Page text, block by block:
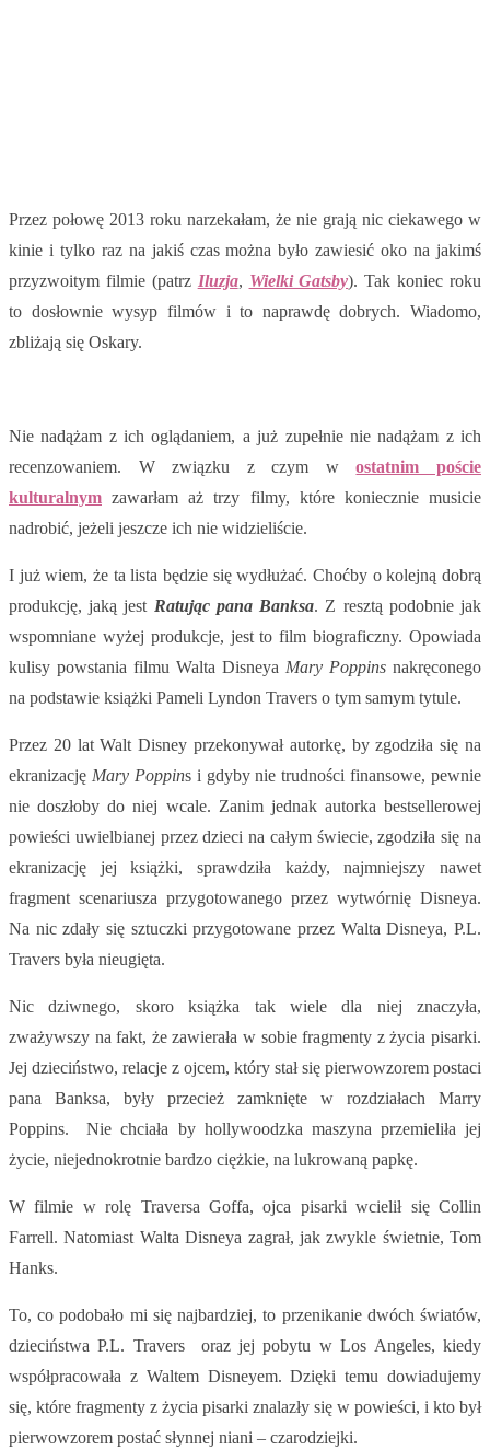
Przez połowę 2013 roku narzekałam, że nie grają nic ciekawego w
kinie i tylko raz na jakiś czas można było zawiesić oko na jakimś
przyzwoitym filmie (patrz Iluzja, Wielki Gatsby). Tak koniec roku
to dosłownie wysyp filmów i to naprawdę dobrych. Wiadomo,
zbliżają się Oskary.
Nie nadążam z ich oglądaniem, a już zupełnie nie nadążam z ich
recenzowaniem. W związku z czym wostatnim poście
kulturalnym zawarłam aż trzy filmy, które koniecznie musicie
nadrobić, jeżeli jeszcze ich nie widzieliście.
I już wiem, że ta lista będzie się wydłużać. Choćby o kolejną dobrą
produkcję, jaką jest Ratując pana Banksa. Z resztą podobnie jak
wspomniane wyżej produkcje, jest to film biograficzny. Opowiada
kulisy powstania filmu Walta Disneya Mary Poppins nakręconego
na podstawie książki Pameli Lyndon Travers o tym samym tytule.
Przez 20 lat Walt Disney przekonywał autorkę, by zgodziła się na
ekranizację Mary Poppins i gdyby nie trudności finansowe, pewnie
nie doszłoby do niej wcale. Zanim jednak autorka bestsellerowej
powieści uwielbianej przez dzieci na całym świecie, zgodziła się na
ekranizację jej książki, sprawdziła każdy, najmniejszy nawet
fragment scenariusza przygotowanego przez wytwórnię Disneya.
Na nic zdały się sztuczki przygotowane przez Walta Disneya, P.L.
Travers była nieugięta.
Nic dziwnego, skoro książka tak wiele dla niej znaczyła,
zważywszy na fakt, że zawierała w sobie fragmenty z życia pisarki.
Jej dzieciństwo, relacje z ojcem, który stał się pierwowzorem postaci
pana Banksa, były przecież zamknięte w rozdziałach Marry
Poppins. Nie chciała by hollywoodzka maszyna przemieliła jej
życie, niejednokrotnie bardzo ciężkie, na lukrowaną papkę.
W filmie w rolę Traversa Goffa, ojca pisarki wcielił się Collin
Farrell. Natomiast Walta Disneya zagrał, jak zwykle świetnie, Tom
Hanks.
To, co podobało mi się najbardziej, to przenikanie dwóch światów,
dzieciństwa P.L. Travers oraz jej pobytu w Los Angeles, kiedy
współpracowała z Waltem Disneyem. Dzięki temu dowiadujemy
się, które fragmenty z życia pisarki znalazły się w powieści, i kto był
pierwowzorem postać słynnej niani – czarodziejki.